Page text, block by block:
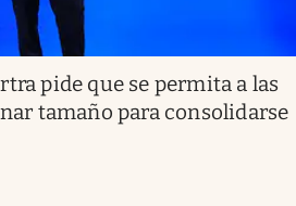
pide que se permita a las
tamaño para consolidarse